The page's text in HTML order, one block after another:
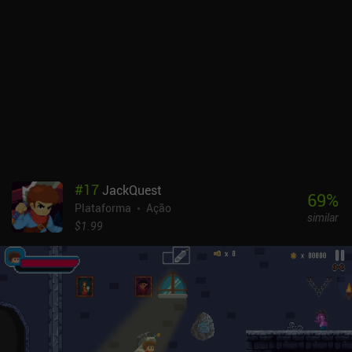
#17 JackQuest
Plataforma
Ação
$1.99
69%
similar